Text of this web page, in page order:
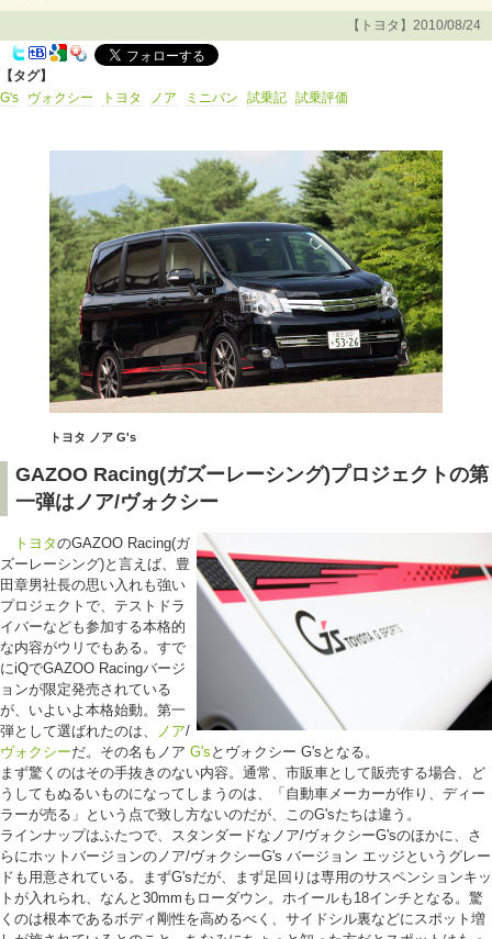
【トヨタ】2010/08/24
【タグ】
G's
ヴォクシー トヨタ ノア ミニバン 試乗記 試乗評価
トヨタ ノア G's
GAZOO Racing(ガズーレーシング)プロジェクトの第
一弾はノア/ヴォクシー
トヨタのGAZOO Racing(ガ
ズーレーシング)と言えば、豊
田章男社長の思い入れも強い
プロジェクトで、テストドラ
イバーなども参加する本格的
な内容がウリでもある。すで
にiQでGAZOO Racingバージ
ョンが限定発売されている
が、いよいよ本格始動。第一
弾として選ばれたのは、
ノア/
ヴォクシーだ。その名もノア G's とヴォクシー G'sとなる。
まず驚くのはその手抜きのない内容。通常、市販車として販売する場合、ど
うしてもぬるいものになってしまうのは、「自動車メーカーが作り、ディー
ラーが売る」という点で致し方ないのだが、このG'sたちは違う。
ラインナップはふたつで、スタンダードなノア/ヴォクシーG'sのほかに、さ
らにホットバージョンのノア/ヴォクシーG's バージョン エッジというグレー
ドも用意されている。まずG'sだが、まず足回りは専用のサスペンションキッ
トが入れられ、なんと30mmもローダウン。ホイールも18インチとなる。驚
くのは根本であるボディ剛性を高めるべく、サイドシル裏などにスポット増